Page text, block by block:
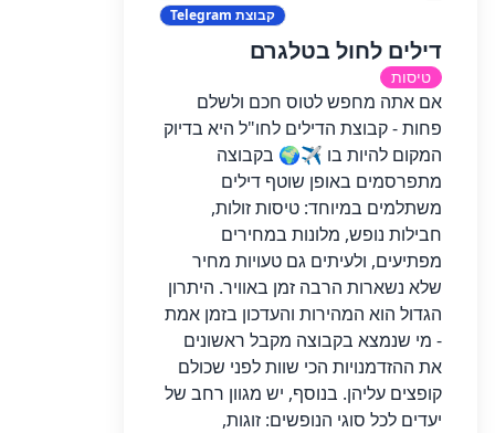
קבוצת
דילים לחול בטלגרם
טיסות
אם אתה מחפש לטוס חכם ולשלם
פחות - קבוצת הדילים לחו"ל היא בדיוק
המקום להיות בו ✈️🌍 בקבוצה
מתפרסמים באופן שוטף דילים
משתלמים במיוחד: טיסות זולות,
חבילות נופש, מלונות במחירים
מפתיעים, ולעיתים גם טעויות מחיר
שלא נשארות הרבה זמן באוויר. היתרון
הגדול הוא המהירות והעדכון בזמן אמת
- מי שנמצא בקבוצה מקבל ראשונים
את ההזדמנויות הכי שוות לפני שכולם
קופצים עליהן. בנוסף, יש מגוון רחב של
יעדים לכל סוגי הנופשים: זוגות,